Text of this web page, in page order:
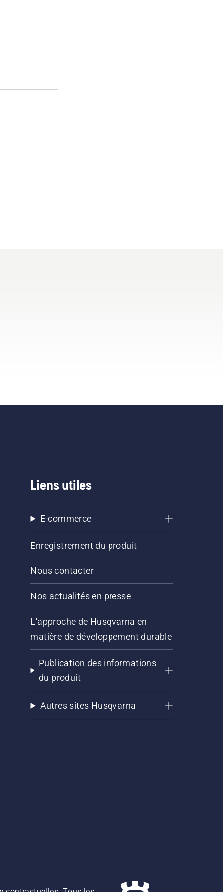
Liens utiles
E-commerce
Enregistrement du produit
Nous contacter
Nos actualités en presse
L'approche de Husqvarna en
matière de développement durable
Publication des informations
du produit
Autres sites Husqvarna